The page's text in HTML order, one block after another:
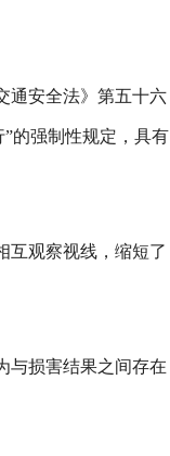
通安全法》第五十六
的强制性规定，具有
互观察视线，缩短了
与损害结果之间存在